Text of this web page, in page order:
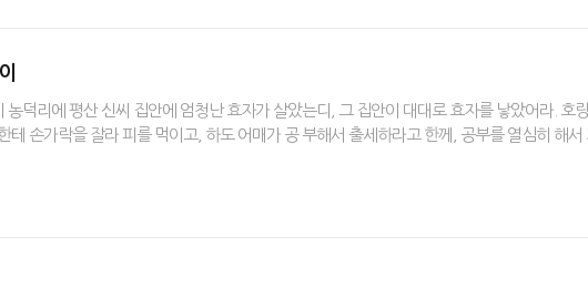
농덕리에 평산 신씨 집안에 엄청난 효자가 살았는디, 그 집안이 대대로 효자를 낳았어라. 호
테 손가락을 잘라 피를 먹이고, 하도 어매가 공 부해서 출세하라고 한께, 공부를 열심히 해